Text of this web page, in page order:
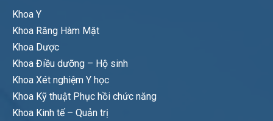
Khoa Y
Khoa Răng Hàm Mặt
Khoa Dược
Khoa Điều dưỡng – Hộ sinh
Khoa Xét nghiệm Y học
Khoa Kỹ thuật Phục hồi chức năng
Khoa Kinh tế – Quản trị